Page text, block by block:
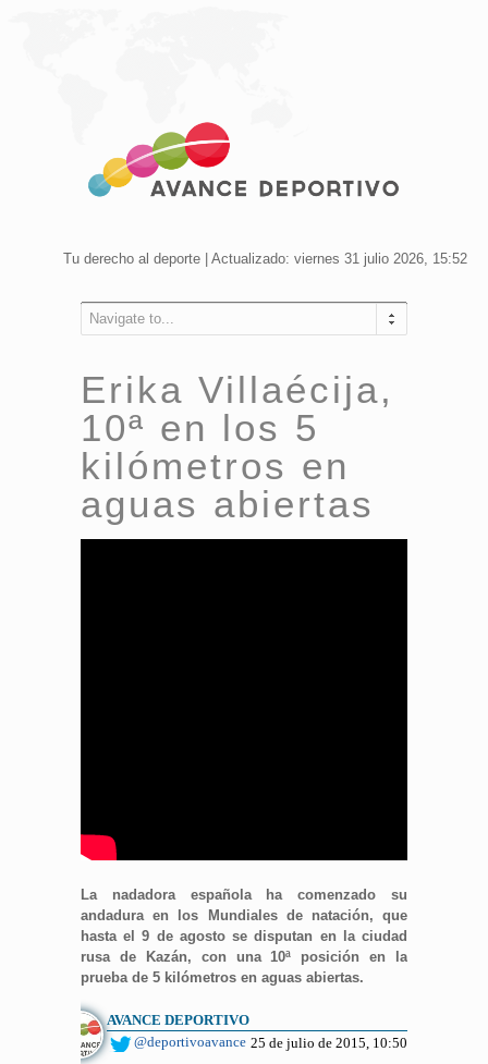
Tu derecho al deporte | Actualizado: viernes 31 julio 2026, 15:52
Navigate to...
Erika Villaécija,
10ª en los 5
kilómetros en
aguas abiertas
La nadadora española ha comenzado su
andadura en los Mundiales de natación, que
hasta el 9 de agosto se disputan en la ciudad
rusa de Kazán, con una 10ª posición en la
prueba de 5 kilómetros en aguas abiertas.
AVANCE DEPORTIVO
@deportivoavance 25 de julio de 2015, 10:50